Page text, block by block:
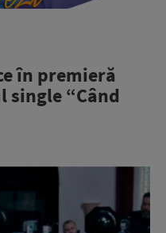
în premieră
single “Când